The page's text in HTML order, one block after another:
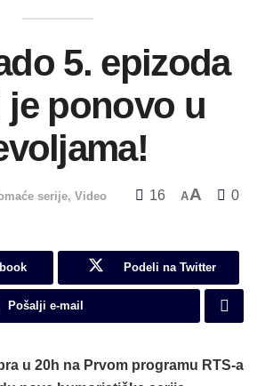
5. epizoda
je ponovo u
serije, Video 16 AA 0
Podeli na Twitter
Pošalji e-mail
u 20h na Prvom programu RTS-a